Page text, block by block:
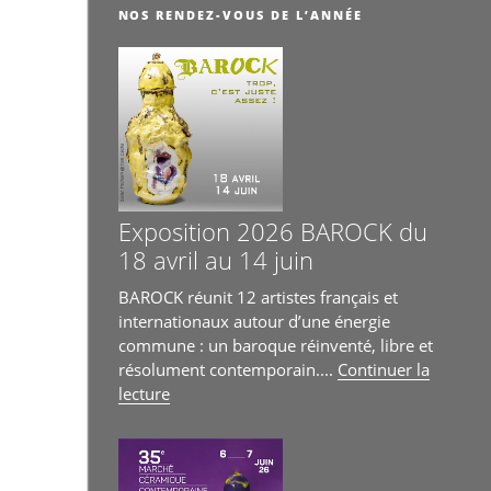
NOS RENDEZ-VOUS DE L’ANNÉE
Exposition 2026 BAROCK du
18 avril au 14 juin
BAROCK réunit 12 artistes français et
internationaux autour d’une énergie
commune : un baroque réinventé, libre et
résolument contemporain.... Continuer la
lecturede
2026
BAROCK